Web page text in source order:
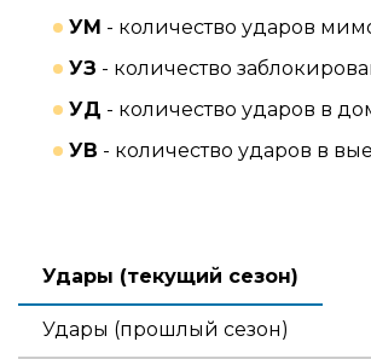
УМ - количество ударов
УЗ - количество
УД - количество ударов в
УВ - количество ударов в
Удары (текущий сезон)
Удары (прошлый сезон)